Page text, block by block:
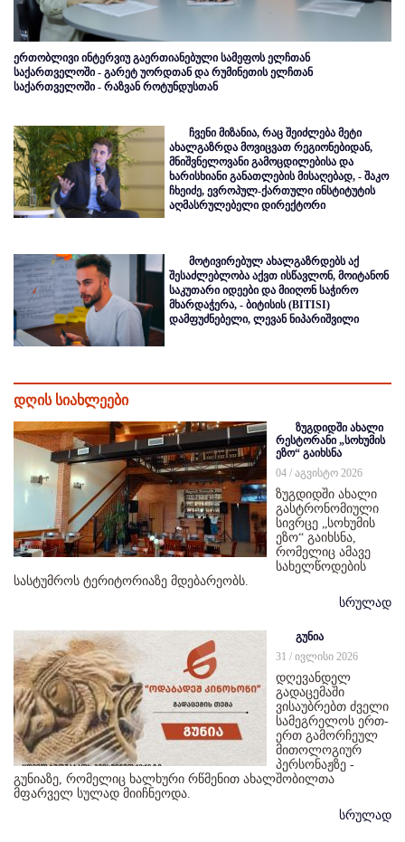
ერთობლივი ინტერვიუ გაერთიანებული სამეფოს ელჩთან
საქართველოში - გარეტ უორდთან და რუმინეთის ელჩთან
საქართველოში - რაზვან როტუნდუსთან
ჩვენი მიზანია, რაც შეიძლება მეტი
ახალგაზრდა მოვიცვათ რეგიონებიდან,
მნიშვნელოვანი გამოცდილებისა და
ხარისხიანი განათლების მისაღებად, - შაკო
ჩხეიძე, ევროპულ-ქართული ინსტიტუტის
აღმასრულებელი დირექტორი
მოტივირებულ ახალგაზრდებს აქ
შესაძლებლობა აქვთ ისწავლონ, მოიტანონ
საკუთარი იდეები და მიიღონ საჭირო
მხარდაჭერა, - ბიტისის (BITISI)
დამფუძნებელი, ლევან ნიპარიშვილი
დღის სიახლეები
ზუგდიდში ახალი
რესტორანი „სოხუმის
ეზო“ გაიხსნა
04 / აგვისტო 2026
ზუგდიდში ახალი
გასტრონომიული
სივრცე „სოხუმის
ეზო“ გაიხსნა,
რომელიც ამავე
სახელწოდების
სასტუმროს ტერიტორიაზე მდებარეობს.
სრულად
გუნია
31 / ივლისი 2026
დღევანდელ
გადაცემაში
ვისაუბრებთ ძველი
სამეგრელოს ერთ-
ერთ გამორჩეულ
მითოლოგიურ
პერსონაჟზე -
გუნიაზე, რომელიც ხალხური რწმენით ახალშობილთა
მფარველ სულად მიიჩნეოდა.
სრულად